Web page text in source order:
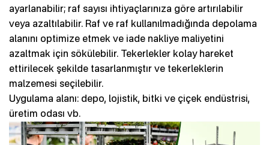
ayarlanabilir; raf sayısı ihtiyaçlarınıza göre artırılabilir
veya azaltılabilir. Raf ve raf kullanılmadığında depolama
alanını optimize etmek ve iade nakliye maliyetini
azaltmak için sökülebilir. Tekerlekler kolay hareket
ettirilecek şekilde tasarlanmıştır ve tekerleklerin
malzemesi seçilebilir.
Uygulama alanı: depo, lojistik, bitki ve çiçek endüstrisi,
üretim odası vb.